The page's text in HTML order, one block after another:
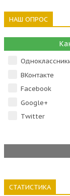
НАШ ОПРОС
ВКонтакте
Facebook
Google+
Тwitter
СТАТИСТИКА